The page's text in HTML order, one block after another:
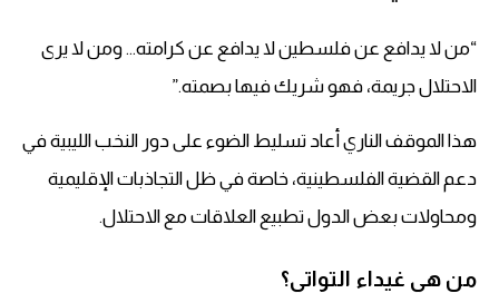
“من لا يدافع عن فلسطين لا يدافع عن كرامته… ومن لا يرى
الاحتلال جريمة، فهو شريك فيها بصمته.”
هذا الموقف الناري أعاد تسليط الضوء على دور النخب الليبية في
دعم القضية الفلسطينية، خاصة في ظل التجاذبات الإقليمية
ومحاولات بعض الدول تطبيع العلاقات مع الاحتلال.
من هي غيداء التواتي؟